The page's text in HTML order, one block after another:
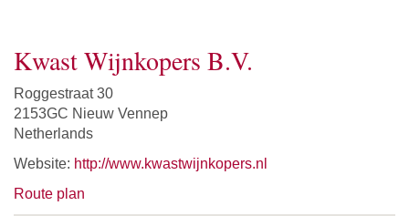
Kwast Wijnkopers B.V.
Roggestraat 30
2153GC Nieuw Vennep
Netherlands
Website: http://www.kwastwijnkopers.nl
Route plan